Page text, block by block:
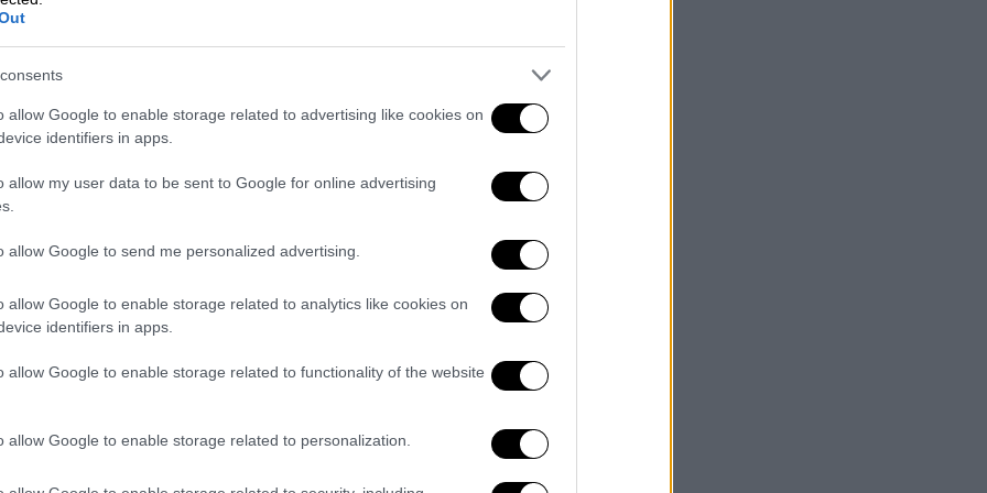
allow Google to enable storage related to advertising like cookies on
identifiers in apps.
allow my user data to be sent to Google for online advertising
allow Google to send me personalized advertising.
allow Google to enable storage related to analytics like cookies on
identifiers in apps.
allow Google to enable storage related to functionality of the website
allow Google to enable storage related to personalization.
σε «
τον εξευτελισμό τηςγυναίκας, όχι την
καταγγέλλουσα, γιατί καθυστέρησε 11
έγιναν στο καμαρίνι του
καταδεικνύουν μιαέντονη
πίεση του